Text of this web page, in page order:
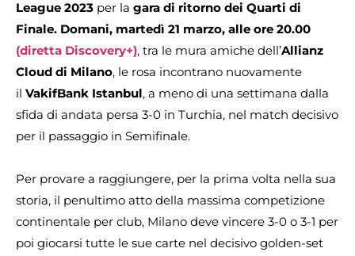
League 2023 per la gara di ritorno dei Quarti di
Finale. Domani, martedì 21 marzo, alle ore 20.00
(diretta Discovery+), tra le mura amiche dell’Allianz
Cloud di Milano, le rosa incontrano nuovamente
il VakifBank Istanbul, a meno di una settimana dalla
sfida di andata persa 3-0 in Turchia, nel match decisivo
per il passaggio in Semifinale.
Per provare a raggiungere, per la prima volta nella sua
storia, il penultimo atto della massima competizione
continentale per club, Milano deve vincere 3-0 o 3-1 per
poi giocarsi tutte le sue carte nel decisivo golden-set